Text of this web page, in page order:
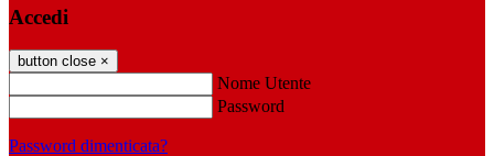
Accedi
button close ×
Nome Utente
Password
Password dimenticata?